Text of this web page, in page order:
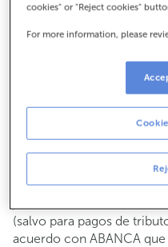
Gestiones comerciales
cita previay
Operaciones con efectivo
Clientes: de lunes a
Si no eres cliente, el
(salvo para pagos de
acuerdo con ABANCA
cookies" or "Reject cookies"
For more information, please